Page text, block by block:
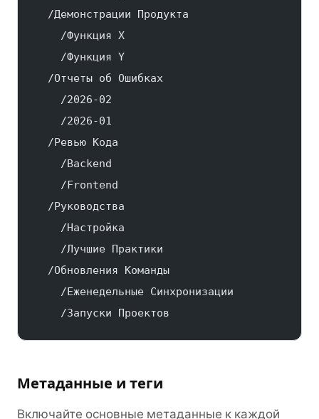
  /Демонстрации Продукта
    /Функция X
    /Функция Y
  /Отчеты об Ошибках
    /2026-02
    /2026-01
  /Ревью Кода
    /Backend
    /Frontend
  /Руководства
    /Настройка
    /Лучшие Практики
  /Обновления Команды
    /Еженедельные Синхронизации
    /Запуски Проектов
Метаданные и теги
Включайте основные метаданные к каждой